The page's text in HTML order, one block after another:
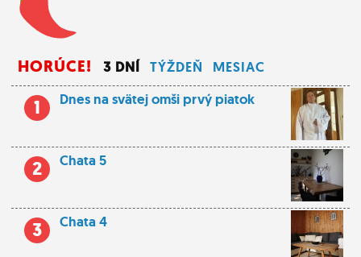
HORÚCE! 3 DNÍ TÝŽDEŇ MESIAC
1 Dnes na svätej omši prvý piatok
2 Chata 5
3 Chata 4